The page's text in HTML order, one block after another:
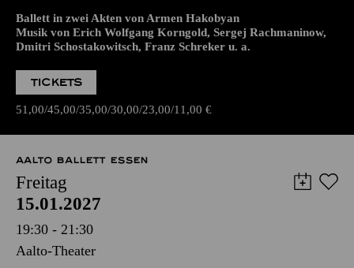
Ballett in zwei Akten von Armen Hakobyan
Musik von Erich Wolfgang Korngold, Sergej Rachmaninow,
Dmitri Schostakowitsch, Franz Schreker u. a.
TICKETS
51,00 45,00 35,00 30,00 23,00 11,00 €
AALTO BALLETT ESSEN
Freitag
15.01.2027
19:30 - 21:30
Aalto-Theater